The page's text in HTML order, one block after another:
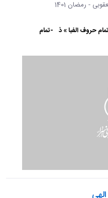
- رمضان 1401
حروف الفبا » ذ -تمام